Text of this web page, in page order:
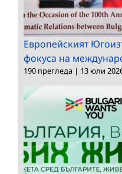
Европейският
фокуса на
190 прегледа | 13 юли